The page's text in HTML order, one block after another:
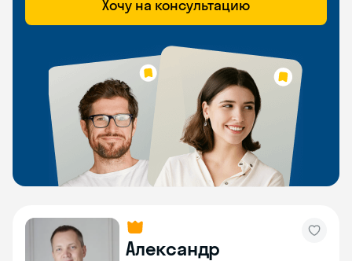
Хочу на консультацию
Александр